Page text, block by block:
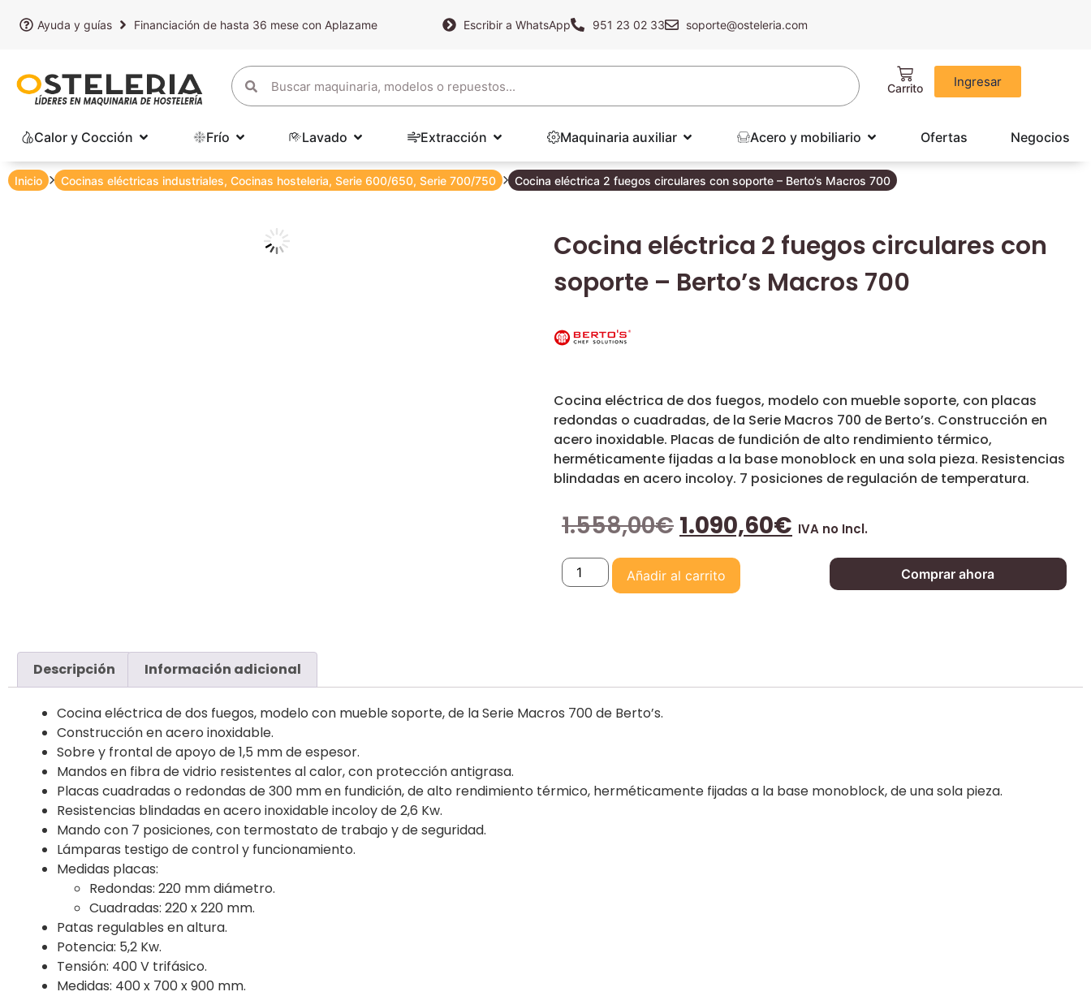
Ayuda y guías Financiación de hasta 36 mese con Aplazame Escribir a WhatsApp 951 23 02 33 soporte@osteleria.com
Ingresar
Calor y Cocción Frío Lavado Extracción Maquinaria auxiliar Acero y mobiliario Ofertas Negocios
Inicio Cocinas eléctricas industriales, Cocinas hosteleria, Serie 600/650, Serie 700/750 Cocina eléctrica 2 fuegos circulares con soporte – Berto’s Macros 700
Cocina eléctrica 2 fuegos circulares con
soporte – Berto’s Macros 700
Cocina eléctrica de dos fuegos, modelo con mueble soporte, con placas
redondas o cuadradas, de la Serie Macros 700 de Berto’s. Construcción en
acero inoxidable. Placas de fundición de alto rendimiento térmico,
herméticamente fijadas a la base monoblock en una sola pieza. Resistencias
blindadas en acero incoloy. 7 posiciones de regulación de temperatura.
1.558,00€ 1.090,60€ IVA no Incl.
Añadir al carrito Comprar ahora
Descripción Información adicional
Cocina eléctrica de dos fuegos, modelo con mueble soporte, de la Serie Macros 700 de Berto’s.
Construcción en acero inoxidable.
Sobre y frontal de apoyo de 1,5 mm de espesor.
Mandos en fibra de vidrio resistentes al calor, con protección antigrasa.
Placas cuadradas o redondas de 300 mm en fundición, de alto rendimiento térmico, herméticamente fijadas a la base monoblock, de una sola pieza.
Resistencias blindadas en acero inoxidable incoloy de 2,6 Kw.
Mando con 7 posiciones, con termostato de trabajo y de seguridad.
Lámparas testigo de control y funcionamiento.
Medidas placas:
Redondas: 220 mm diámetro.
Cuadradas: 220 x 220 mm.
Patas regulables en altura.
Potencia: 5,2 Kw.
Tensión: 400 V trifásico.
Medidas: 400 x 700 x 900 mm.